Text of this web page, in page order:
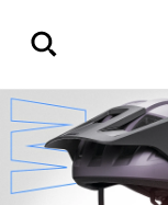
Zeige
alle
Ergebnisse